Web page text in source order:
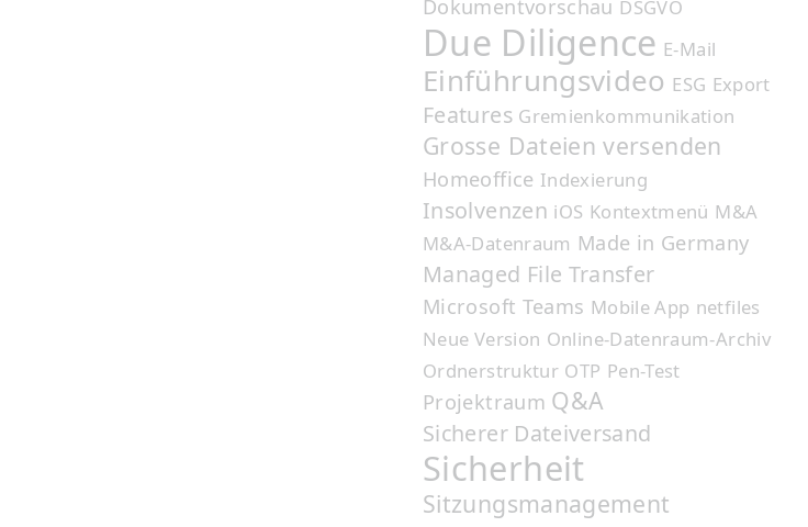
Dokumentvorschau DSGVO
Due Diligence E-Mail
Einführungsvideo ESG Export
Features Gremienkommunikation
Grosse Dateien versenden
Homeoffice Indexierung
Insolvenzen iOS Kontextmenü M&A
M&A-Datenraum Made in Germany
Managed File Transfer
Microsoft Teams Mobile App netfiles
Neue Version Online-Datenraum-Archiv
Ordnerstruktur OTP Pen-Test
Projektraum Q&A
Sicherer Dateiversand
Sicherheit
Sitzungsmanagement